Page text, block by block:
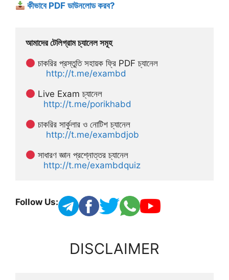
কীভাবে PDF ডাউনলোড করব?
আমাদের টেলিগ্রাম চ্যানেল সমূহ
চাকরির প্রস্তুতি সহায়ক ফ্রি PDF চ্যানেল
http://t.me/exambd
Live Exam চ্যানেল
http://t.me/porikhabd
চাকরির সার্কুলার ও নোটিশ চ্যানেল
http://t.me/exambdjob
সাধারণ জ্ঞান প্রশ্নোত্তর চ্যানেল
http://t.me/exambdquiz
Follow Us:
DISCLAIMER